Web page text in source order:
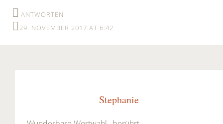
ANTWORTEN
29. NOVEMBER 2017 AT 6:42
Stephanie